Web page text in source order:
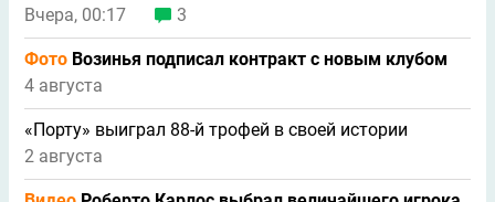
Вчера, 00:17
3
Фото Возинья подписал контракт с новым клубом
4 августа
«Порту» выиграл 88-й трофей в своей истории
2 августа